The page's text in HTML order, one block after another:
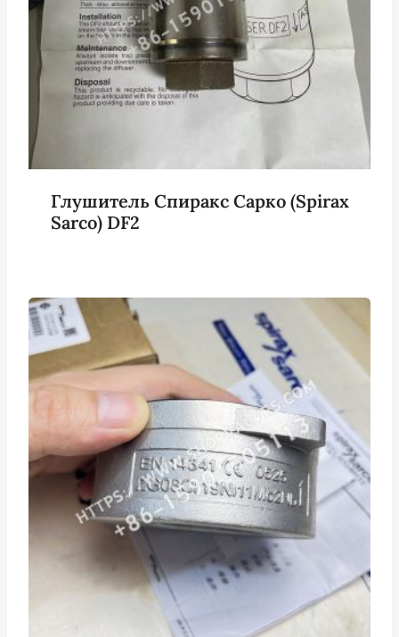
Глушитель Спиракс Сарко (Spirax
Sarco) DF2